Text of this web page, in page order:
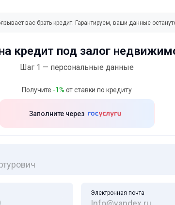
вас брать кредит. Гарантируем, ваши данные
кредит под залог
Шаг 1 — персональные данные
Получите -1% от ставки по кредиту
Заполните через
Электронная почта